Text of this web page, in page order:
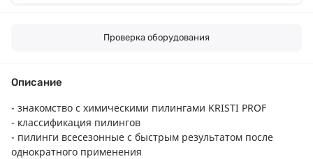
Проверка оборудования
Описание
- знакомство с химическими пилингами KRISTI PROF
- классификация пилингов
- пилинги всесезонные с быстрым результатом после
однократного применения